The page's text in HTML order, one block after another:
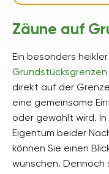
Zäune auf
Ein besonders heikler
Grundstücksgrenzen
direkt auf der
eine gemeinsame
oder gewählt wird.
Eigentum beider
können Sie einen
wünschen. Dennoch